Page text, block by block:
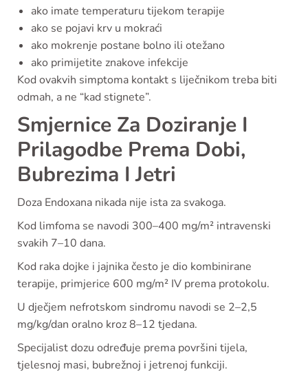
ako imate temperaturu tijekom terapije
ako se pojavi krv u mokraći
ako mokrenje postane bolno ili otežano
ako primijetite znakove infekcije
Kod ovakvih simptoma kontakt s liječnikom treba biti
odmah, a ne “kad stignete”.
Smjernice Za Doziranje I
Prilagodbe Prema Dobi,
Bubrezima I Jetri
Doza Endoxana nikada nije ista za svakoga.
Kod limfoma se navodi 300–400 mg/m² intravenski
svakih 7–10 dana.
Kod raka dojke i jajnika često je dio kombinirane
terapije, primjerice 600 mg/m² IV prema protokolu.
U dječjem nefrotskom sindromu navodi se 2–2,5
mg/kg/dan oralno kroz 8–12 tjedana.
Specijalist dozu određuje prema površini tijela,
tjelesnoj masi, bubrežnoj i jetrenoj funkciji.